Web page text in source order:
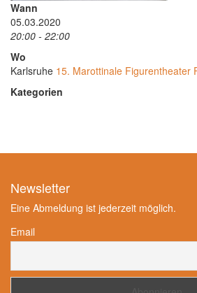
Wann
05.03.2020
20:00 - 22:00
Wo
Karlsruhe 15. Marottinale Figurentheater
Kategorien
Newsletter
Eine Abmeldung ist jederzeit möglich.
Email